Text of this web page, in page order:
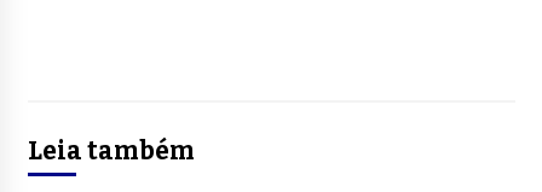
Leia também